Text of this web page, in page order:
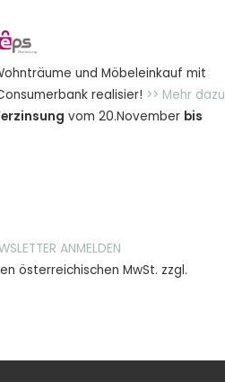
und Möbeleinkauf mit
realisier! >> Mehr dazu
vom 20.November bis
ANMELDEN
österreichischen MwSt. zzgl.